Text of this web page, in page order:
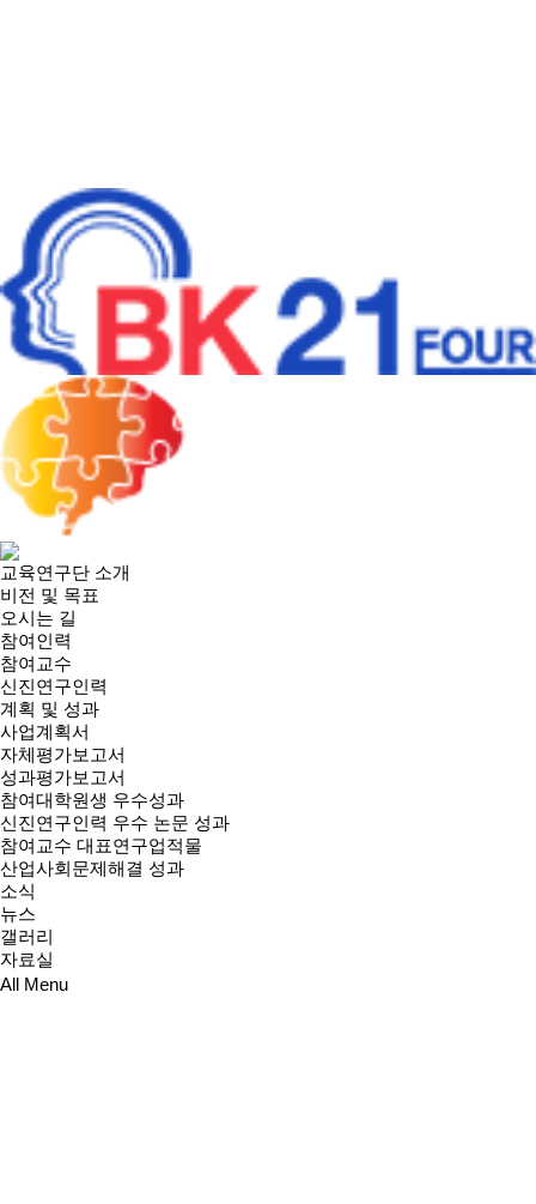
교육연구단 소개
비전 및 목표
오시는 길
참여인력
참여교수
신진연구인력
계획 및 성과
사업계획서
자체평가보고서
성과평가보고서
참여대학원생 우수성과
신진연구인력 우수 논문 성과
참여교수 대표연구업적물
산업사회문제해결 성과
소식
뉴스
갤러리
자료실
All Menu